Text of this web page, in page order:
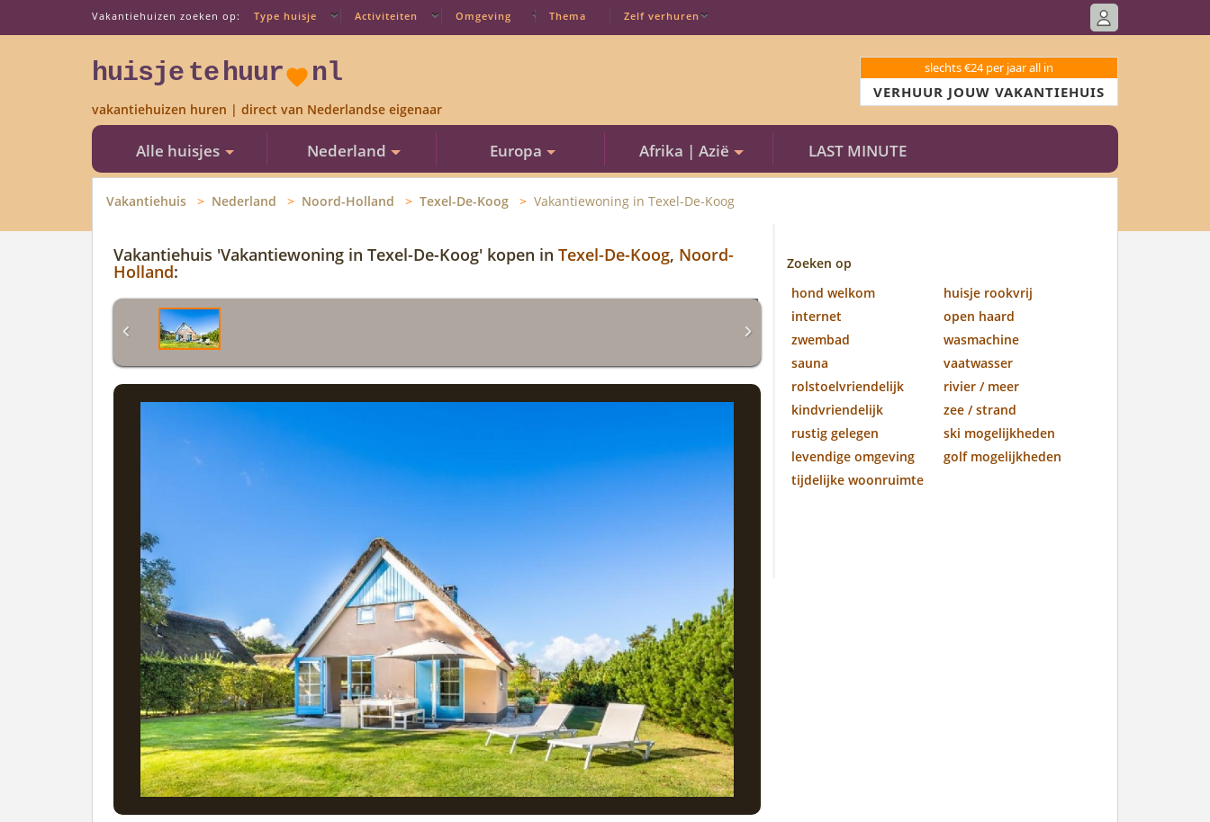
Vakantiehuizen zoeken op: Type huisje Activiteiten Omgeving Thema Zelf verhuren
huisje tehuur nl
vakantiehuizen huren | direct van Nederlandse eigenaar
slechts €24 per jaar all in
VERHUUR JOUW VAKANTIEHUIS
Alle huisjes Nederland Europa Afrika | Azië LAST MINUTE
Vakantiehuis Nederland Noord-Holland Texel-De-Koog Vakantiewoning in Texel-De-Koog
Vakantiehuis 'Vakantiewoning in Texel-De-Koog' kopen in Texel-De-Koog, Noord-
Holland:
Zoeken op
hond welkom
huisje rookvrij
internet
open haard
zwembad
wasmachine
sauna
vaatwasser
rolstoelvriendelijk
rivier / meer
kindvriendelijk
zee / strand
rustig gelegen
ski mogelijkheden
levendige omgeving
golf mogelijkheden
tijdelijke woonruimte